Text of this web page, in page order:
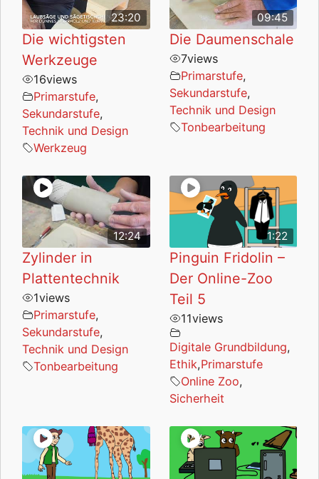
23:20
Die wichtigsten
Werkzeuge
16views
Primarstufe,
Sekundarstufe,
Technik und Design
Werkzeug
09:45
Die Daumenschale
7views
Primarstufe,
Sekundarstufe,
Technik und Design
Tonbearbeitung
12:24
Zylinder in
Plattentechnik
1views
Primarstufe,
Sekundarstufe,
Technik und Design
Tonbearbeitung
1:22
Pinguin Fridolin –
Der Online-Zoo
Teil 5
11views
Digitale Grundbildung,
Ethik,Primarstufe
Online Zoo,
Sicherheit